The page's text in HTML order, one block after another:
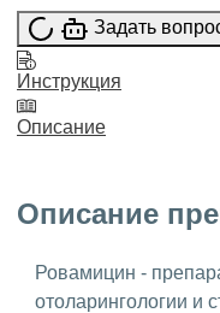
Задать
Инструкция
Описание
Описание
Ровамицин -
отоларингологии и